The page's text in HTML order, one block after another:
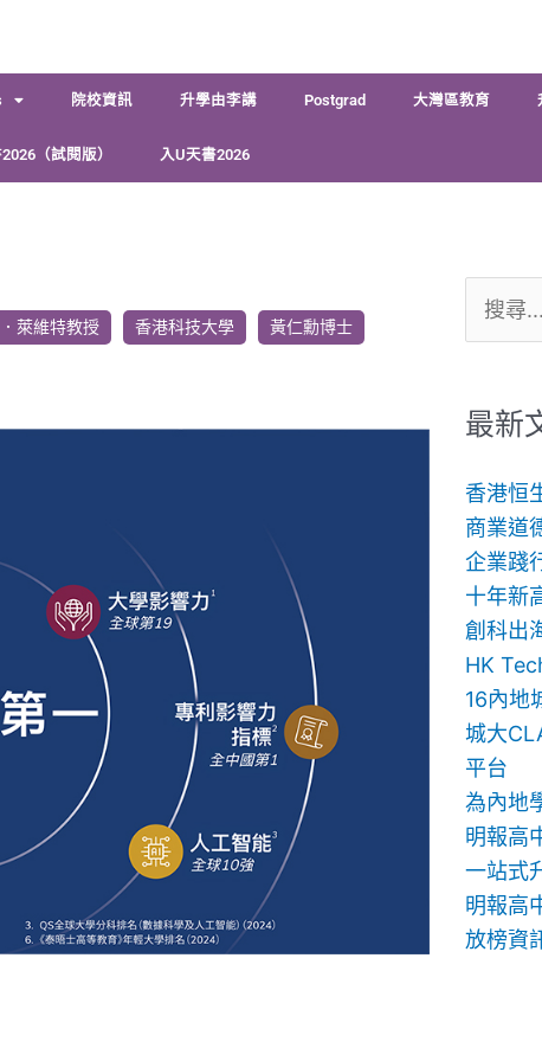
院校資訊 升學由李講 Postgrad 大灣區教育
（試閱版） 入U天書2026
萊維特教授 香港科技大學 黃仁勳博士
尋
鍵
最新
香港恒
商業道
企業踐
十年新
創科出
HK
16內地
城大
平台
為內地
明報高
一站式
明報高
放榜資